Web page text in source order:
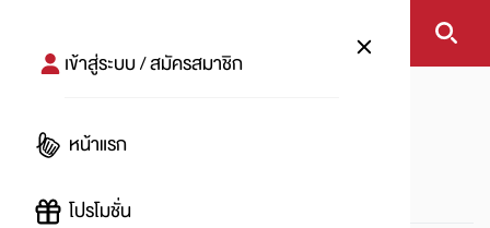
เข้าสู่ระบบ / สมัครสมาชิก
หน้าแรก
โปรโมชั่น
#